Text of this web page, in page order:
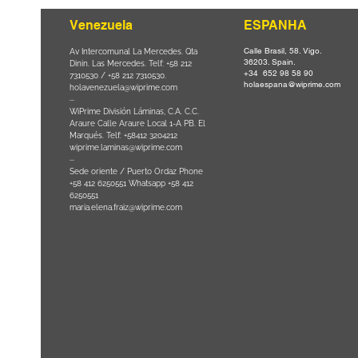
Venezuela
Av Intercomunal La Mercedes. Qta
Dinin. Las Mercedes. Telf: +58 212
7310530 / +58 212 7310530.
holavenezuela@wiprime.com
⏤
WiPrime División Láminas, C.A. C.C.
Araure Calle Araure Local 1-A PB. El
Marqués. Telf: +58412 3204212
wiprime.laminas@wiprime.com
⏤
Sede oriente / Puerto Ordaz Phone
+58 412 6250551 Whatsapp +58 412
6250551
maria.elena.fraiz@wiprime.com
ESPANHA
Calle Brasil, 58. Vigo.
36203. Spain.
+34 652 98 58 90
holaespana@wiprime.com